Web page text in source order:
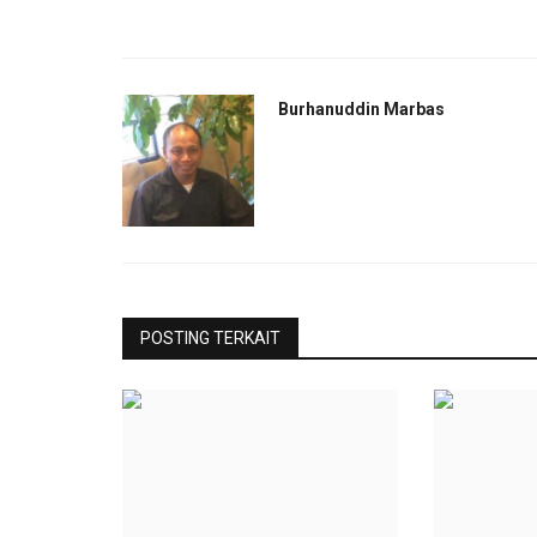
Burhanuddin Marbas
POSTING TERKAIT